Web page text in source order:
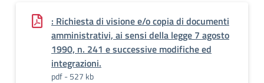
: Richiesta di visione e/o copia di documenti
amministrativi, ai sensi della legge 7 agosto
1990, n. 241 e successive modifiche ed
integrazioni.
pdf - 527 kb